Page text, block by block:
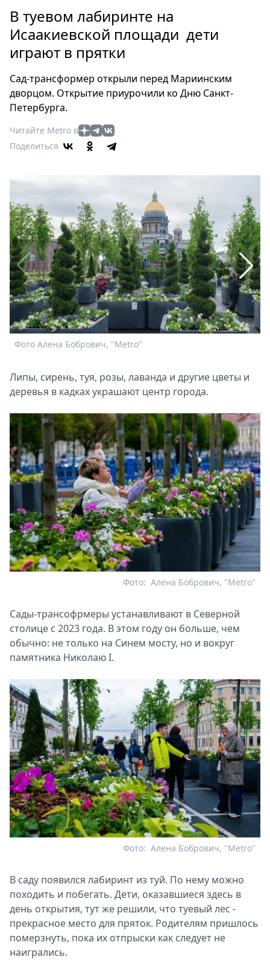
Россия
Мир
Здоровье
Туризм
Мода
Кино
Афиша
Выставки
Пресс-
релизы
О
Metro
Стримы
Спецпроекты
Звезды
Выборы
2026
Скачай
В туевом лабиринте на
Исаакиевской площади дети
играют в прятки
Сад-трансформер открыли перед Мариинским
дворцом. Открытие приурочили ко Дню Санкт-
Петербурга.
Читайте Metro в
Поделиться
Фото Алена Бобрович, "Metro"
Липы, сирень, туя, розы, лаванда и другие цветы и
деревья в кадках украшают центр города.
Алена Бобрович, "Metro"
Фото:
Сады-трансофрмеры устанавливают в Северной
столице с 2023 года. В этом году он больше, чем
обычно: не только на Синем мосту, но и вокруг
памятника Николаю I.
Алена Бобрович, "Metro"
Фото:
В саду появился лабиринт из туй. По нему можно
походить и побегать. Дети, оказавшиеся здесь в
день открытия, тут же решили, что туевый лес -
прекрасное место для пряток. Родителям пришлось
померзнуть, пока их отпрыски как следует не
наигрались.